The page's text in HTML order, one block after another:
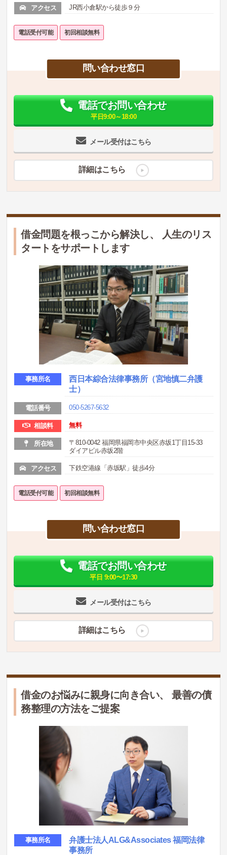
アクセス JR西小倉駅から徒歩９分
電話受付可能 初回相談無料
問い合わせ窓口
メール受付はこちら
電話でお問い合わせ
平日9:00～18:00
詳細はこちら
借金問題を根っこから解決し、 人生のリス
タートをサポートします
事務所名
西日本綜合法律事務所（宮地慎二弁護
士）
電話番号 050-5267-5632
相談料 無料
所在地
〒810-0042 福岡県福岡市中央区赤坂1丁目15-33
ダイアビル赤坂2階
アクセス 下鉄空港線「赤坂駅」徒歩4分
電話受付可能 初回相談無料
問い合わせ窓口
メール受付はこちら
電話でお問い合わせ
平日 9:00〜17:30
詳細はこちら
借金のお悩みに親身に向き合い、 最善の債
務整理の方法をご提案
事務所名
弁護士法人ALG&Associates 福岡法律
事務所